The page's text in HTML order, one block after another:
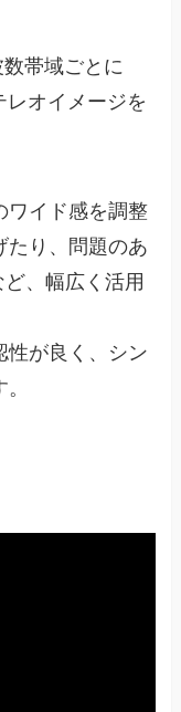
帯域ごとに
オイメージを
ワイド感を調整
たり、問題のあ
、幅広く活用
性が良く、シン